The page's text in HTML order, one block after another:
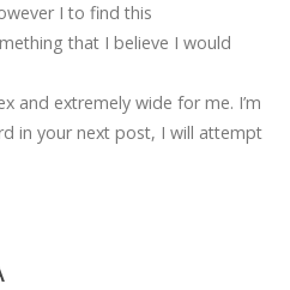
I to find this
that I believe I would
and extremely wide for me. I’m
in your next post, I will attempt